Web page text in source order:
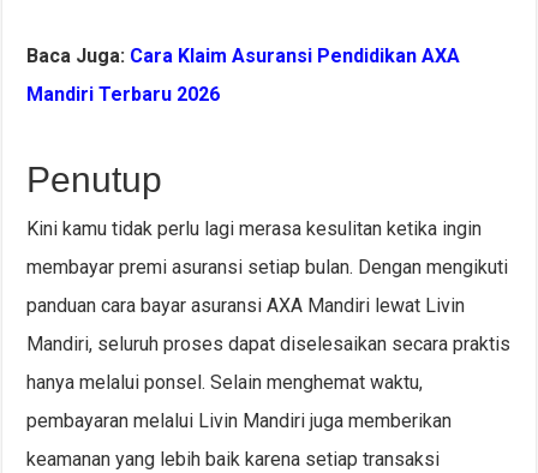
Baca Juga: Cara Klaim Asuransi Pendidikan AXA
Mandiri Terbaru 2026
Penutup
Kini kamu tidak perlu lagi merasa kesulitan ketika ingin
membayar premi asuransi setiap bulan. Dengan mengikuti
panduan cara bayar asuransi AXA Mandiri lewat Livin
Mandiri, seluruh proses dapat diselesaikan secara praktis
hanya melalui ponsel. Selain menghemat waktu,
pembayaran melalui Livin Mandiri juga memberikan
keamanan yang lebih baik karena setiap transaksi